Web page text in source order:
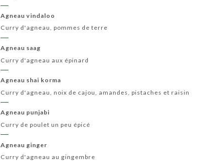
Agneau vindaloo
Curry d'agneau, pommes de terre
Agneau saag
Curry d'agneau aux épinard
Agneau shai korma
Curry d'agneau, noix de cajou, amandes, pistaches et raisin
Agneau punjabi
Curry de poulet un peu épicé
Agneau ginger
Curry d'agneau au gingembre